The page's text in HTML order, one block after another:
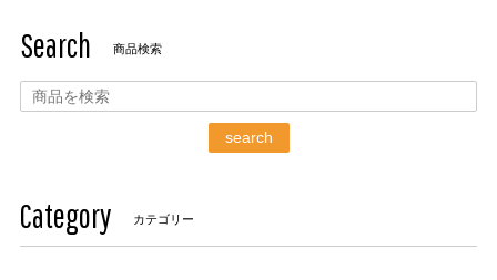
Search 商品検索
search
Category カテゴリー